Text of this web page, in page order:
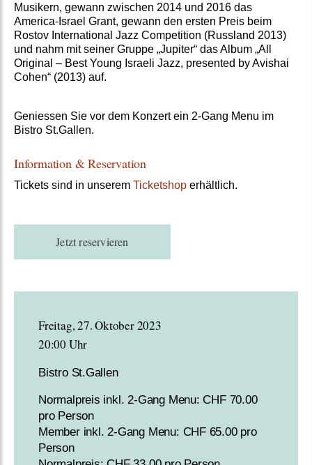
Musikern, gewann zwischen 2014 und 2016 das
America-Israel Grant, gewann den ersten Preis beim
Rostov International Jazz Competition (Russland 2013)
und nahm mit seiner Gruppe „Jupiter“ das Album „All
Original – Best Young Israeli Jazz, presented by Avishai
Cohen“ (2013) auf.
Geniessen Sie vor dem Konzert ein 2-Gang Menu im
Bistro St.Gallen.
Information & Reservation
Tickets sind in unserem Ticketshop erhältlich.
Jetzt reservieren
Freitag, 27. Oktober 2023
20:00 Uhr
Bistro St.Gallen
Normalpreis inkl. 2-Gang Menu: CHF 70.00
pro Person
Member inkl. 2-Gang Menu: CHF 65.00 pro
Person